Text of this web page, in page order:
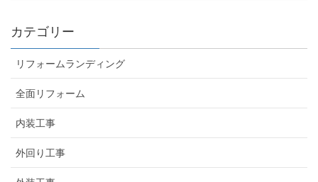
カテゴリー
リフォームランディング
全面リフォーム
内装工事
外回り工事